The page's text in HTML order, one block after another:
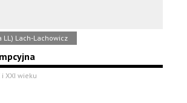
Lach-Lachowicz
XXI wieku